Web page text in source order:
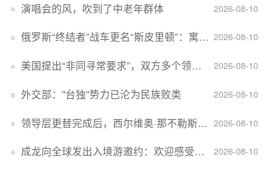
2026-08-10
演唱会的风，吹到了中老年群体
2026-08-10
俄罗斯“终结者”战车更名“斯皮里顿”：寓意强大可靠，彰显俄精神力量
2026-08-10
美国提出“非同寻常要求”，双方多个领域分歧依旧，印美贸易谈判进入“关键阶段”
2026-08-10
外交部：''台独''势力已沦为民族败类
2026-08-10
领导层更替完成后，西尔维奥·那不勒斯出任Lucid首席执行官
2026-08-10
成龙向全球发出入境游邀约：欢迎感受无滤镜的真实中国